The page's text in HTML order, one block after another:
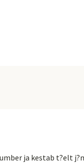
ja kestab t?elt